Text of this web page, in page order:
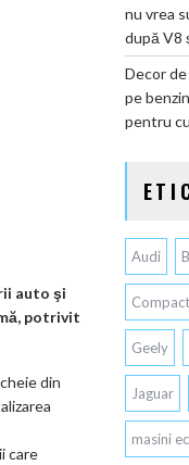
auto şi
potrivit
din
care
nu vrea
după V8
Decor
pe
pentru
Audi
Geely
Jaguar
masini